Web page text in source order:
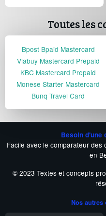
Toutes les
Bpost Bpaid Mastercard
Viabuy Mastercard Prepaid
KBC Mastercard Prepaid
Monese Starter Mastercard
Bunq Travel Card
Besoin d'une
Facile avec le comparateur
en
© 2023 Textes et concepts
Nos autres